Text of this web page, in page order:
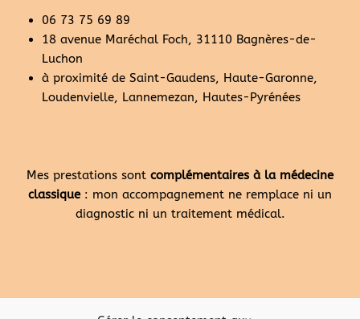
06 73 75 69 89
18 avenue Maréchal Foch, 31110 Bagnères-de-
Luchon
à proximité de Saint-Gaudens, Haute-Garonne,
Loudenvielle, Lannemezan, Hautes-Pyrénées
Mes prestations sont complémentaires à la médecine
classique : mon accompagnement ne remplace ni un
diagnostic ni un traitement médical.